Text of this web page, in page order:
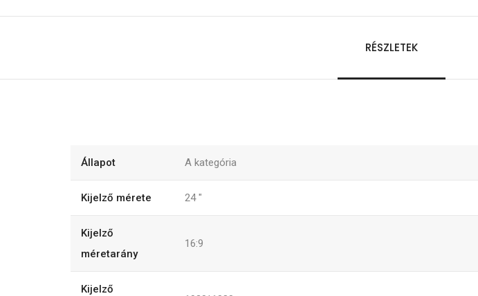
RÉSZLETEK
Állapot A kategória
Kijelző mérete 24 "
Kijelző
méretarány
16:9
Kijelző